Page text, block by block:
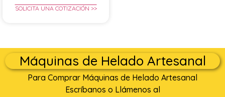
SOLICITA UNA COTIZACIÓN >>
Máquinas de Helado Artesanal
Para Comprar Máquinas de Helado Artesanal
Escríbanos o Llámenos al